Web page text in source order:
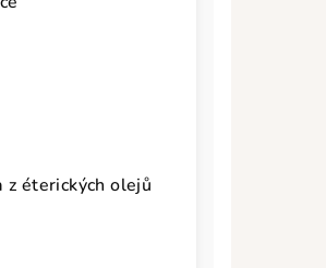
z éterických olejů